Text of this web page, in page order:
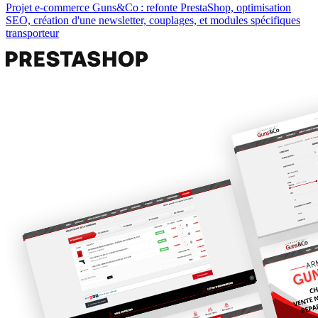
Projet e‑commerce Guns&Co : refonte PrestaShop, optimisation
SEO, création d'une newsletter, couplages, et modules spécifiques
transporteur